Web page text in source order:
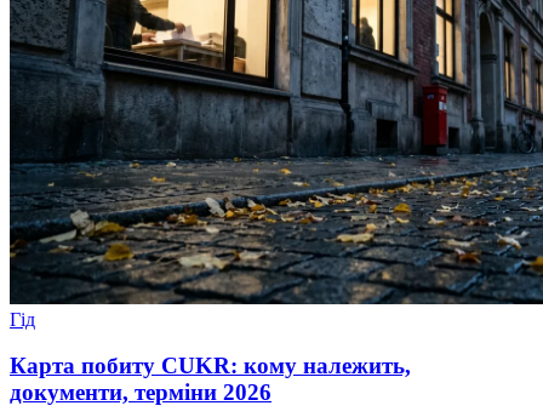
Гід
Карта побиту CUKR: кому належить,
документи, терміни 2026